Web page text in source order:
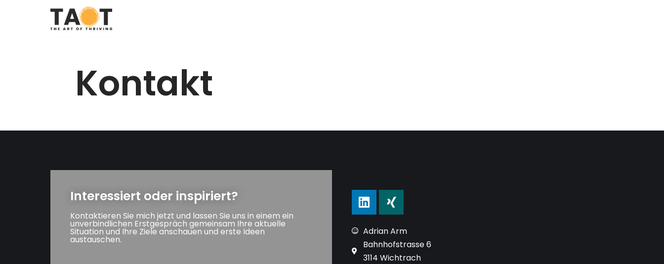
Kontakt
Interessiert oder inspiriert?
Kontaktieren Sie mich jetzt und lassen Sie uns in einem ein
unverbindlichen Erstgespräch gemeinsam Ihre aktuelle
Situation und Ihre Ziele anschauen und erste Ideen
austauschen.
Adrian Arm
Bahnhofstrasse 6
3114 Wichtrach